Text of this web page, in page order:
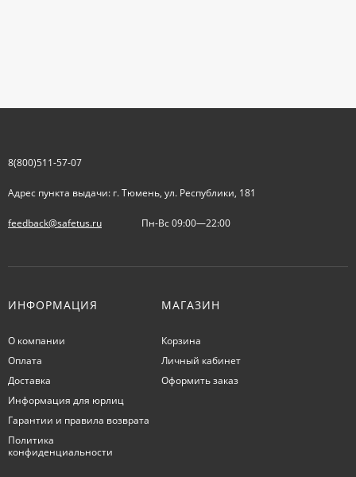
8(800)511-57-07
Адрес пункта выдачи: г. Тюмень, ул. Республики, 181
feedback@safetus.ru Пн-Вс 09:00—22:00
ИНФОРМАЦИЯ
О компании
Оплата
Доставка
Информация для юрлиц
Гарантии и правила возврата
Политика
конфиденциальности
МАГАЗИН
Корзина
Личный кабинет
Оформить заказ